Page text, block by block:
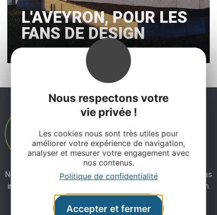
Nous respectons votre
vie privée !
Les cookies nous sont très utiles pour
améliorer votre expérience de navigation,
analyser et mesurer votre engagement avec
nos contenus.
Politique de confidentialité
Accepter et fermer
L'AVEYRON, POUR LES
FANS DE DESIGN
Ne manquez pas notre newsletter mensuelle et laissez-vous
inspirer pour profiter pleinement de votre séjour en Aveyron.